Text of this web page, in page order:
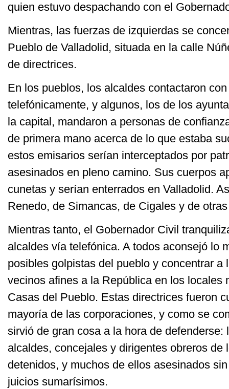
quien estuvo despachando con el
Mientras, las fuerzas de izquierdas se
Pueblo de Valladolid, situada en la calle
de directrices.
En los pueblos, los alcaldes contactaron
telefónicamente, y algunos, los de los
la capital, mandaron a personas de
de primera mano acerca de lo que estaba
estos emisarios serían interceptados por
asesinados en pleno camino. Sus cuerpos
cunetas y serían enterrados en Valladolid.
Renedo, de Simancas, de Cigales y de
Mientras tanto, el Gobernador Civil
alcaldes vía telefónica. A todos aconsejó lo
posibles golpistas del pueblo y concentrar a
vecinos afines a la República en los locales
Casas del Pueblo. Estas directrices fueron
mayoría de las corporaciones, y como se
sirvió de gran cosa a la hora de defenderse:
alcaldes, concejales y dirigentes obreros de
detenidos, y muchos de ellos asesinados
juicios sumarísimos.